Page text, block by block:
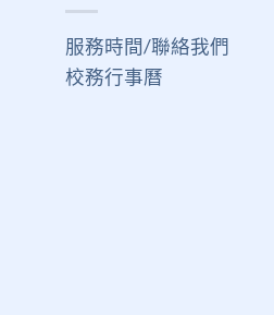
服務時間/聯絡我們
校務行事曆